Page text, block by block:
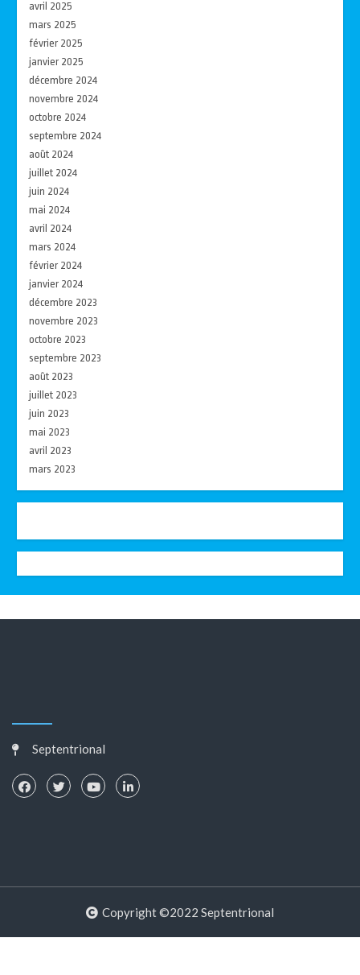
avril 2025
mars 2025
février 2025
janvier 2025
décembre 2024
novembre 2024
octobre 2024
septembre 2024
août 2024
juillet 2024
juin 2024
mai 2024
avril 2024
mars 2024
février 2024
janvier 2024
décembre 2023
novembre 2023
octobre 2023
septembre 2023
août 2023
juillet 2023
juin 2023
mai 2023
avril 2023
mars 2023
Septentrional
Copyright ©2022 Septentrional